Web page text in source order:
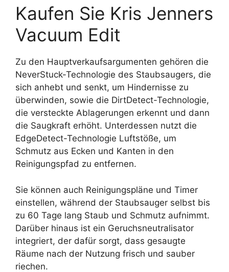
Kaufen Sie Kris Jenners
Vacuum Edit
Zu den Hauptverkaufsargumenten gehören die
NeverStuck-Technologie des Staubsaugers, die
sich anhebt und senkt, um Hindernisse zu
überwinden, sowie die DirtDetect-Technologie,
die versteckte Ablagerungen erkennt und dann
die Saugkraft erhöht. Unterdessen nutzt die
EdgeDetect-Technologie Luftstöße, um
Schmutz aus Ecken und Kanten in den
Reinigungspfad zu entfernen.
Sie können auch Reinigungspläne und Timer
einstellen, während der Staubsauger selbst bis
zu 60 Tage lang Staub und Schmutz aufnimmt.
Darüber hinaus ist ein Geruchsneutralisator
integriert, der dafür sorgt, dass gesaugte
Räume nach der Nutzung frisch und sauber
riechen.